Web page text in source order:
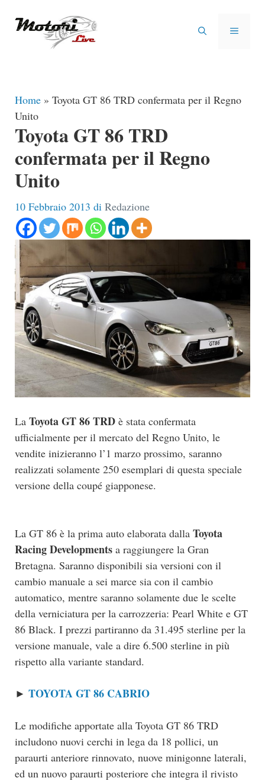
MENU
Home » Toyota GT 86 TRD confermata per il Regno
Unito
Toyota GT 86 TRD
confermata per il Regno
Unito
10 Febbraio 2013 di Redazione
La Toyota GT 86 TRD è stata confermata
ufficialmente per il mercato del Regno Unito, le
vendite inizieranno l’1 marzo prossimo, saranno
realizzati solamente 250 esemplari di questa speciale
versione della coupé giapponese.
La GT 86 è la prima auto elaborata dalla Toyota
Racing Developments a raggiungere la Gran
Bretagna. Saranno disponibili sia versioni con il
cambio manuale a sei marce sia con il cambio
automatico, mentre saranno solamente due le scelte
della verniciatura per la carrozzeria: Pearl White e GT
86 Black. I prezzi partiranno da 31.495 sterline per la
versione manuale, vale a dire 6.500 sterline in più
rispetto alla variante standard.
► TOYOTA GT 86 CABRIO
Le modifiche apportate alla Toyota GT 86 TRD
includono nuovi cerchi in lega da 18 pollici, un
paraurti anteriore rinnovato, nuove minigonne laterali,
ed un nuovo paraurti posteriore che integra il rivisto